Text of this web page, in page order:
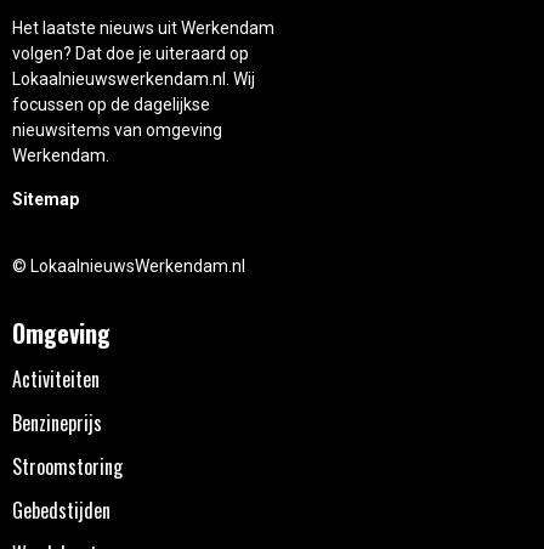
Het laatste nieuws uit Werkendam
volgen? Dat doe je uiteraard op
Lokaalnieuwswerkendam.nl. Wij
focussen op de dagelijkse
nieuwsitems van omgeving
Werkendam.
Sitemap
© LokaalnieuwsWerkendam.nl
Omgeving
Activiteiten
Benzineprijs
Stroomstoring
Gebedstijden